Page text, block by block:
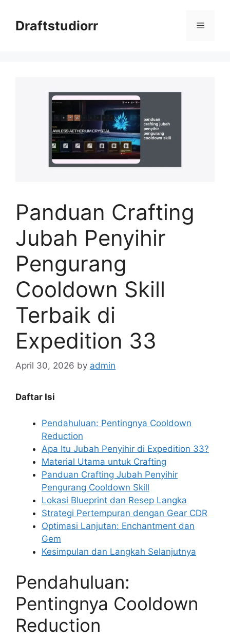
contentDraftstudiorr Menu
Panduan Crafting
Jubah Penyihir
Pengurang
Cooldown Skill
Terbaik di
Expedition 33
April 30, 2026 by admin
Daftar Isi
Pendahuluan: Pentingnya Cooldown
Reduction
Apa Itu Jubah Penyihir di Expedition 33?
Material Utama untuk Crafting
Panduan Crafting Jubah Penyihir
Pengurang Cooldown Skill
Lokasi Blueprint dan Resep Langka
Strategi Pertempuran dengan Gear CDR
Optimasi Lanjutan: Enchantment dan
Gem
Kesimpulan dan Langkah Selanjutnya
Pendahuluan:
Pentingnya Cooldown
Reduction